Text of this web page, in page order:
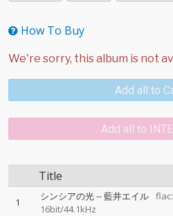
How To Buy
Add all to
Add all to
Title
1 シンシアの光--藍井エイル flac:
16bit/44.1kHz